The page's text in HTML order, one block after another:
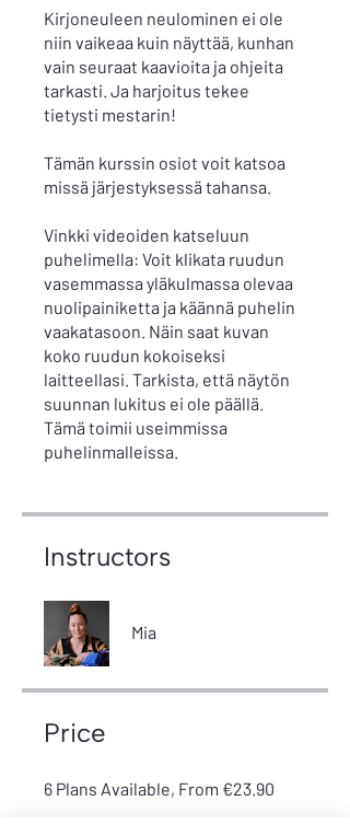
Kirjoneuleen neulominen ei ole
niin vaikeaa kuin näyttää, kunhan
vain seuraat kaavioita ja ohjeita
tarkasti. Ja harjoitus tekee
tietysti mestarin!
Tämän kurssin osiot voit katsoa
missä järjestyksessä tahansa.
Vinkki videoiden katseluun
puhelimella: Voit klikata ruudun
vasemmassa yläkulmassa olevaa
nuolipainiketta ja käännä puhelin
vaakatasoon. Näin saat kuvan
koko ruudun kokoiseksi
laitteellasi. Tarkista, että näytön
suunnan lukitus ei ole päällä.
Tämä toimii useimmissa
puhelinmalleissa.
Instructors
Mia
Price
6 Plans Available, From €23.90